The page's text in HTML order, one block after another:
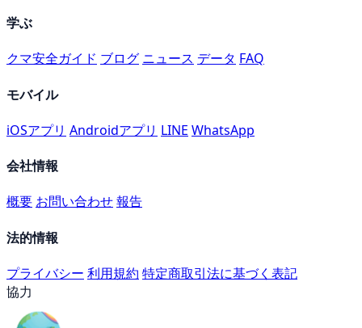
学ぶ
クマ安全ガイド ブログ ニュース データ FAQ
モバイル
iOSアプリ Androidアプリ LINE WhatsApp
会社情報
概要 お問い合わせ報告
法的情報
プライバシー 利用規約 特定商取引法に基づく表記
協力